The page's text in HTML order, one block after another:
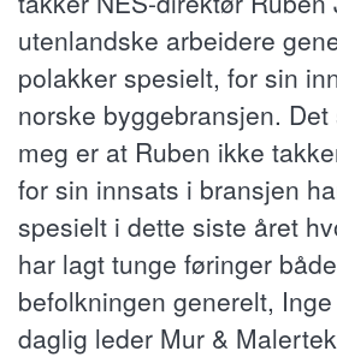
utenlandske arbeidere
polakker spesielt, for sin
norske byggebransjen.
meg er at Ruben ikke
for sin innsats i bransjen
spesielt i dette siste året
har lagt tunge føringer
befolkningen generelt,
daglig leder Mur &